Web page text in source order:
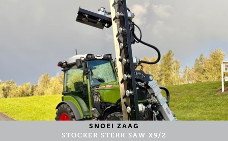
SNOEI ZAAG
STOCKER STERK SAW X9/2